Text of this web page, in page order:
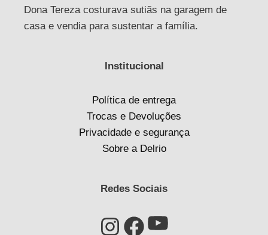
Dona Tereza costurava sutiãs na garagem de
casa e vendia para sustentar a família.
Institucional
Política de entrega
Trocas e Devoluções
Privacidade e segurança
Sobre a Delrio
Redes Sociais
InstagramFacebookYoutube